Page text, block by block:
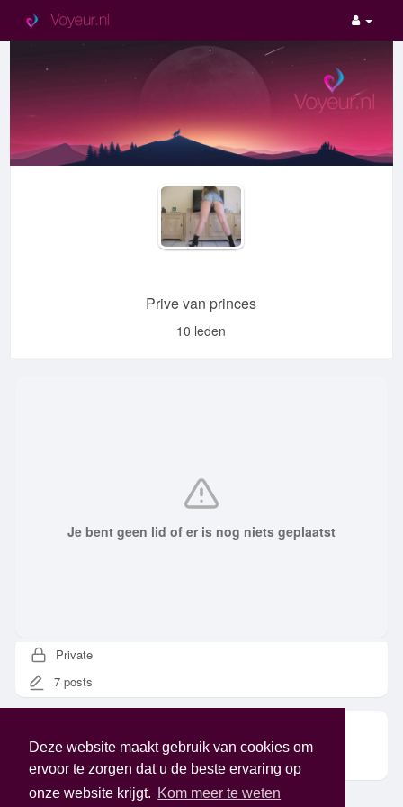
Deze website maakt gebruik van cookies om
ervoor te zorgen dat u de beste ervaring op
onze website krijgt. Kom meer te weten
Prive van princes
10 leden
Je bent geen lid of er is nog niets geplaatst
Private
7 posts
Prive van princes